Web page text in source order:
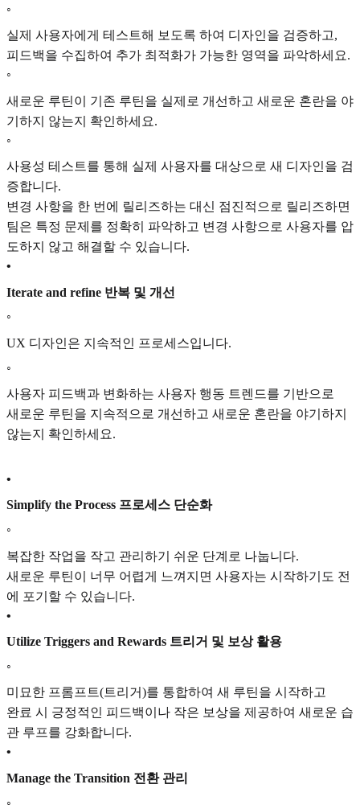
◦
실제 사용자에게 테스트해 보도록 하여 디자인을 검증하고,
피드백을 수집하여 추가 최적화가 가능한 영역을 파악하세요.
◦
새로운 루틴이 기존 루틴을 실제로 개선하고 새로운 혼란을 야
기하지 않는지 확인하세요.
◦
사용성 테스트를 통해 실제 사용자를 대상으로 새 디자인을 검
증합니다.
변경 사항을 한 번에 릴리즈하는 대신 점진적으로 릴리즈하면
팀은 특정 문제를 정확히 파악하고 변경 사항으로 사용자를 압
도하지 않고 해결할 수 있습니다.
•
Iterate and refine 반복 및 개선
◦
UX 디자인은 지속적인 프로세스입니다.
◦
사용자 피드백과 변화하는 사용자 행동 트렌드를 기반으로
새로운 루틴을 지속적으로 개선하고 새로운 혼란을 야기하지
않는지 확인하세요.
•
Simplify the Process 프로세스 단순화
◦
복잡한 작업을 작고 관리하기 쉬운 단계로 나눕니다.
새로운 루틴이 너무 어렵게 느껴지면 사용자는 시작하기도 전
에 포기할 수 있습니다.
•
Utilize Triggers and Rewards 트리거 및 보상 활용
◦
미묘한 프롬프트(트리거)를 통합하여 새 루틴을 시작하고
완료 시 긍정적인 피드백이나 작은 보상을 제공하여 새로운 습
관 루프를 강화합니다.
•
Manage the Transition 전환 관리
◦